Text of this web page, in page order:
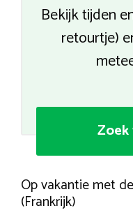
Bekijk tijden
retourtje)
Op vakantie met
(Frankrijk)